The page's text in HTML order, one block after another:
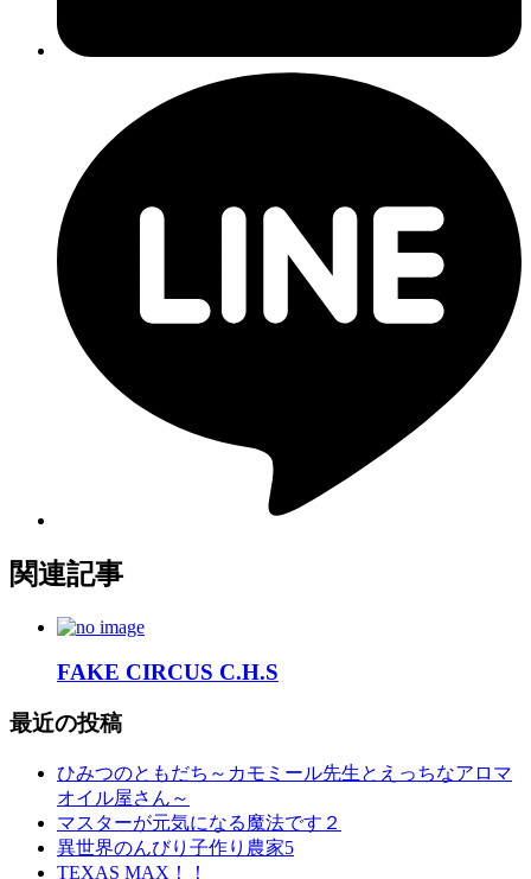
関連記事
FAKE CIRCUS C.H.S
最近の投稿
ひみつのともだち～カモミール先生とえっちなアロマ
オイル屋さん～
マスターが元気になる魔法です２
異世界のんびり子作り農家5
TEXAS MAX！！